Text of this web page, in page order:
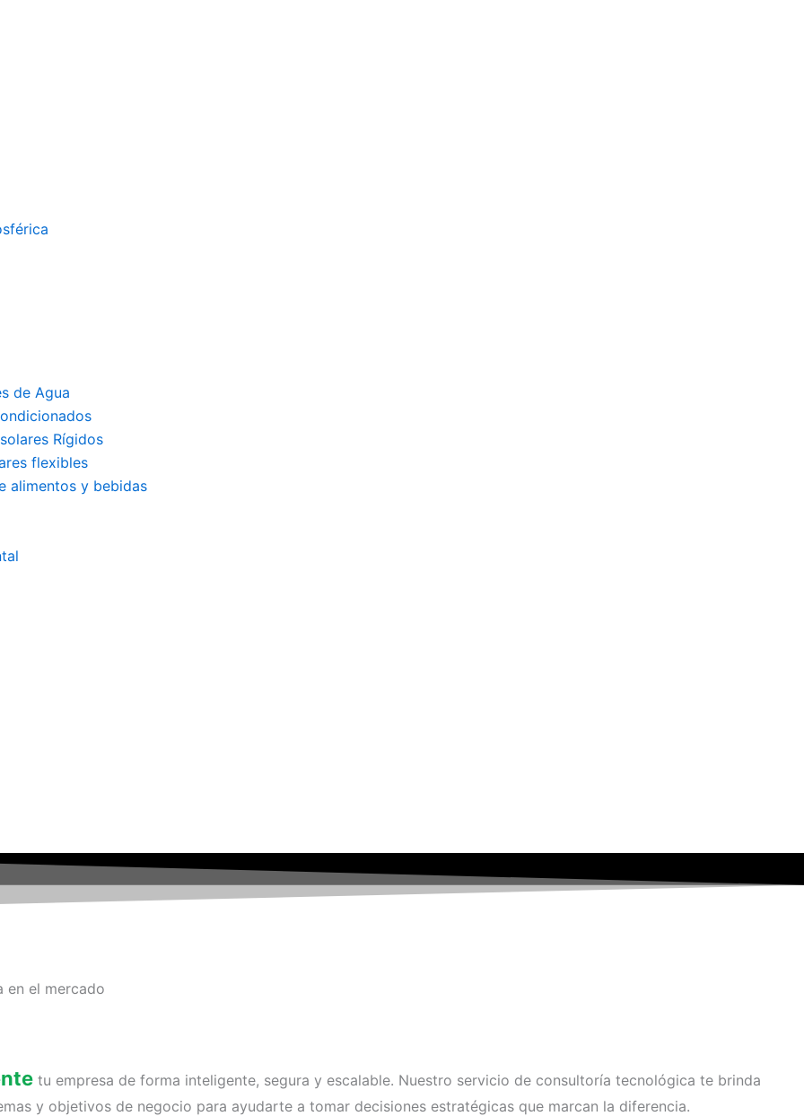
de Agua
Rígidos
flexibles
alimentos y bebidas
en el mercado
tu empresa de forma inteligente, segura y escalable. Nuestro servicio de consultoría tecnológica te brinda
y objetivos de negocio para ayudarte a tomar decisiones estratégicas que marcan la diferencia.